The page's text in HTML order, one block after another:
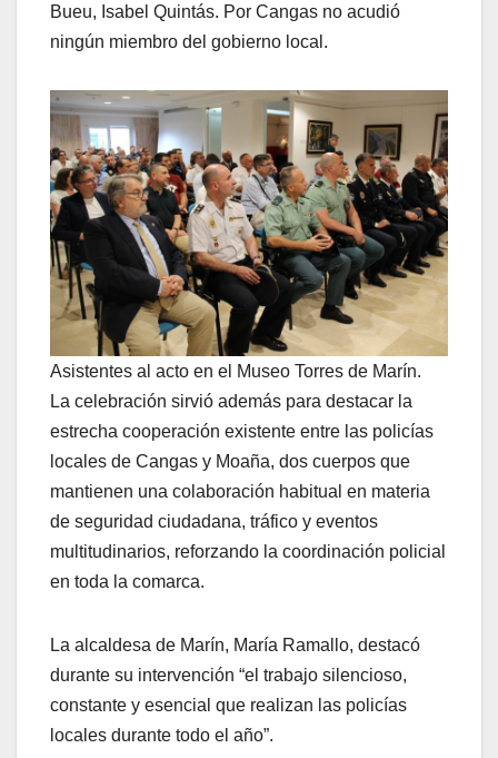
Bueu, Isabel Quintás. Por Cangas no acudió
ningún miembro del gobierno local.
Asistentes al acto en el Museo Torres de Marín.
La celebración sirvió además para destacar la
estrecha cooperación existente entre las policías
locales de Cangas y Moaña, dos cuerpos que
mantienen una colaboración habitual en materia
de seguridad ciudadana, tráfico y eventos
multitudinarios, reforzando la coordinación policial
en toda la comarca.
La alcaldesa de Marín, María Ramallo, destacó
durante su intervención “el trabajo silencioso,
constante y esencial que realizan las policías
locales durante todo el año”.